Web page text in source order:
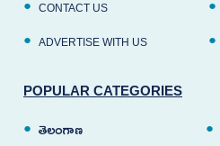
CONTACT US
ADVERTISE WITH US
POPULAR CATEGORIES
తెలంగాణ